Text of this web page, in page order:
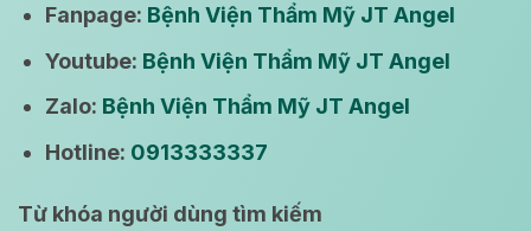
Fanpage: Bệnh Viện Thẩm Mỹ JT Angel
Youtube: Bệnh Viện Thẩm Mỹ JT Angel
Zalo: Bệnh Viện Thẩm Mỹ JT Angel
Hotline: 0913333337
Từ khóa người dùng tìm kiếm